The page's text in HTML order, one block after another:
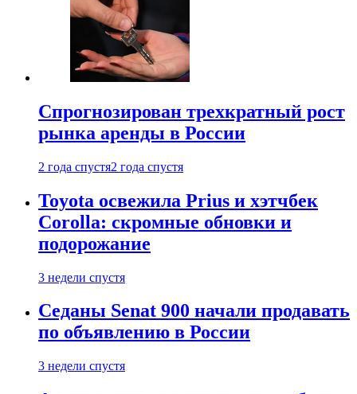
Спрогнозирован трехкратный рост
рынка аренды в России
2 года спустя2 года спустя
Toyota освежила Prius и хэтчбек
Corolla: скромные обновки и
подорожание
3 недели спустя
Седаны Senat 900 начали продавать
по объявлению в России
3 недели спустя